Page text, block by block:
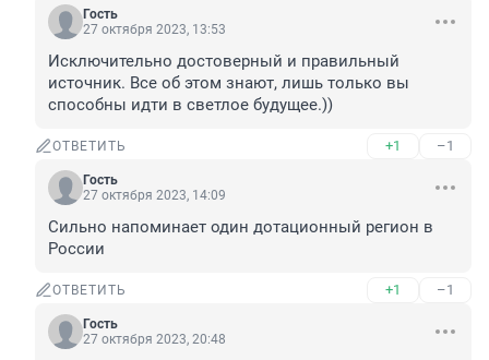
Гость
27 октября 2023, 13:53
Исключительно достоверный и правильный
источник. Все об этом знают, лишь только вы
способны идти в светлое будущее.))
ОТВЕТИТЬ +1 –1
Гость
27 октября 2023, 14:09
Сильно напоминает один дотационный регион в
России
ОТВЕТИТЬ +1 –1
Гость
27 октября 2023, 20:48